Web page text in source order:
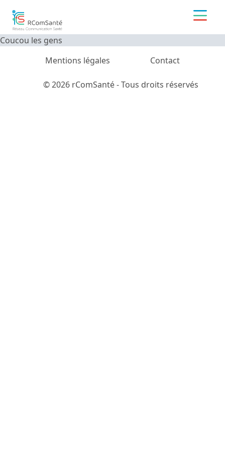
Coucou les gens
Mentions légales
Contact
© 2026 rComSanté - Tous droits réservés